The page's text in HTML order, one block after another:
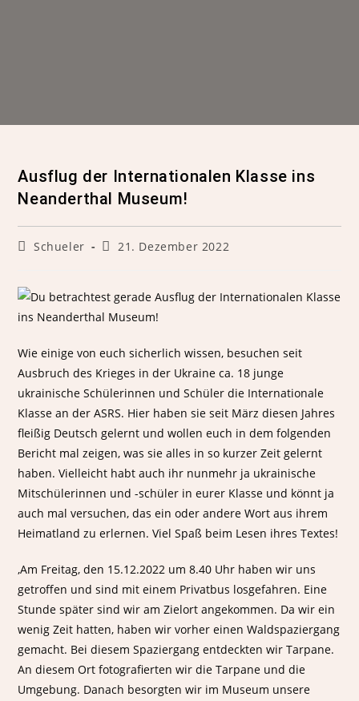
Ausflug der Internationalen Klasse ins
Neanderthal Museum!
Schueler 21. Dezember 2022
Wie einige von euch sicherlich wissen, besuchen seit
Ausbruch des Krieges in der Ukraine ca. 18 junge
ukrainische Schülerinnen und Schüler die Internationale
Klasse an der ASRS. Hier haben sie seit März diesen Jahres
fleißig Deutsch gelernt und wollen euch in dem folgenden
Bericht mal zeigen, was sie alles in so kurzer Zeit gelernt
haben. Vielleicht habt auch ihr nunmehr ja ukrainische
Mitschülerinnen und -schüler in eurer Klasse und könnt ja
auch mal versuchen, das ein oder andere Wort aus ihrem
Heimatland zu erlernen. Viel Spaß beim Lesen ihres Textes!
‚Am Freitag, den 15.12.2022 um 8.40 Uhr haben wir uns
getroffen und sind mit einem Privatbus losgefahren. Eine
Stunde später sind wir am Zielort angekommen. Da wir ein
wenig Zeit hatten, haben wir vorher einen Waldspaziergang
gemacht. Bei diesem Spaziergang entdeckten wir Tarpane.
An diesem Ort fotografierten wir die Tarpane und die
Umgebung. Danach besorgten wir im Museum unsere